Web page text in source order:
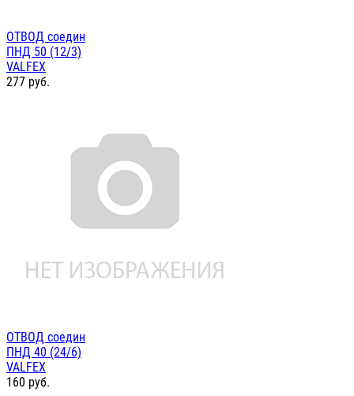
ОТВОД соедин
ПНД 50 (12/3)
VALFEX
277 руб.
ОТВОД соедин
ПНД 40 (24/6)
VALFEX
160 руб.